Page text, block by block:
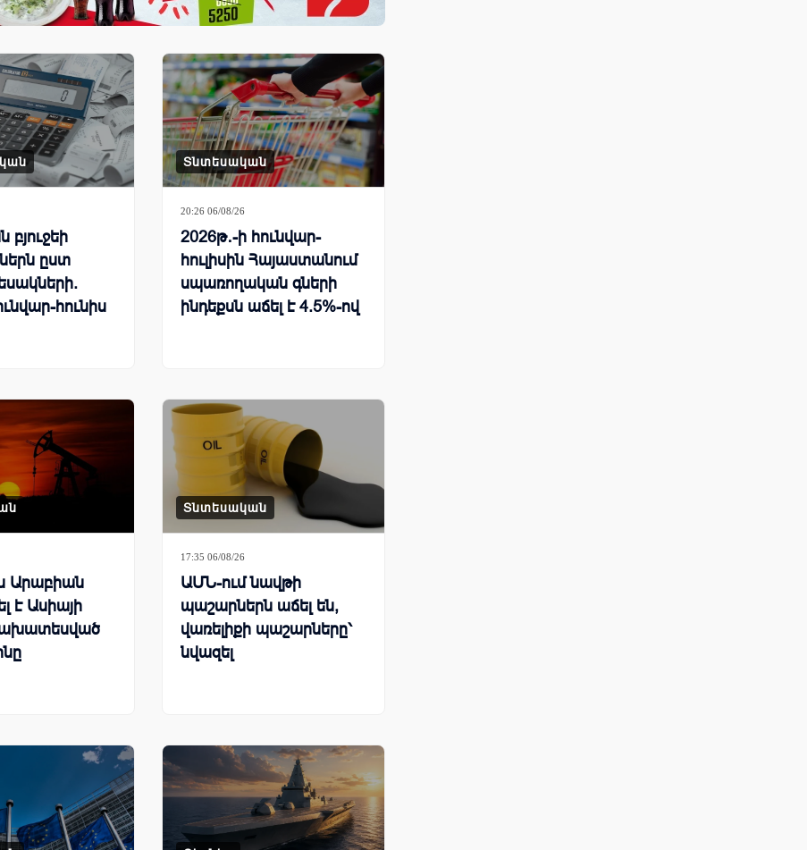
ըստ
հունիս
Տնտեսական
20:26 06/08/26
2026թ․-ի հունվար-
հուլիսին Հայաստանում
սպառողական գների
ինդեքսն աճել է 4.5%-ով
Արաբիան
է Ասիայի
Տնտեսական
17:35 06/08/26
ԱՄՆ-ում նավթի
պաշարներն աճել են,
վառելիքի պաշարները՝
նվազել